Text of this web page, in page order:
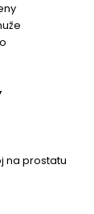
na prostatu